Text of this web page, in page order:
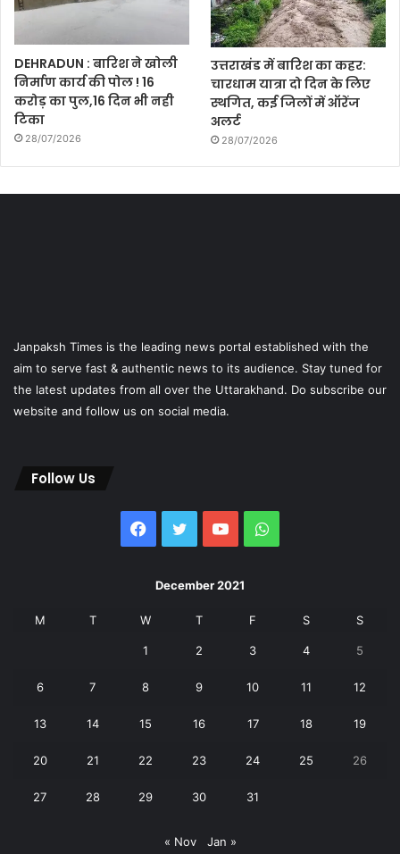
DEHRADUN : बारिश ने खोली
निर्माण कार्य की पोल ! 16
करोड़ का पुल,16 दिन भी नही
टिका
28/07/2026
उत्तराखंड में बारिश का कहर:
चारधाम यात्रा दो दिन के लिए
स्थगित, कई जिलों में ऑरेंज
अलर्ट
28/07/2026
Janpaksh Times is the leading news portal established with the
aim to serve fast & authentic news to its audience. Stay tuned for
the latest updates from all over the Uttarakhand. Do subscribe our
website and follow us on social media.
Follow Us
Facebook
Twitter YouTubeWhatsApp
December 2021
M T W T F S S
1 2 3 4 5
6 7 8 9 10 11 12
13 14 15 16 17 18 19
20 21 22 23 24 25 26
27 28 29 30 31
« Nov Jan »